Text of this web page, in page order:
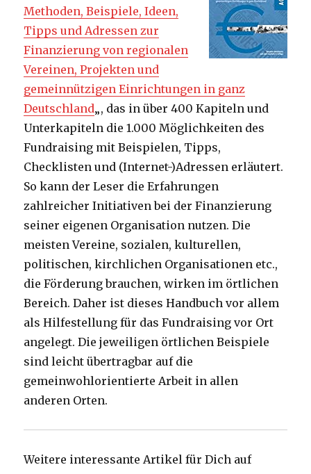
Methoden, Beispiele, Ideen,
Tipps und Adressen zur
Finanzierung von regionalen
Vereinen, Projekten und
gemeinnützigen Einrichtungen in ganz
Deutschland„, das in über 400 Kapiteln und
Unterkapiteln die 1.000 Möglichkeiten des
Fundraising mit Beispielen, Tipps,
Checklisten und (Internet-)Adressen erläutert.
So kann der Leser die Erfahrungen
zahlreicher Initiativen bei der Finanzierung
seiner eigenen Organisation nutzen. Die
meisten Vereine, sozialen, kulturellen,
politischen, kirchlichen Organisationen etc.,
die Förderung brauchen, wirken im örtlichen
Bereich. Daher ist dieses Handbuch vor allem
als Hilfestellung für das Fundraising vor Ort
angelegt. Die jeweiligen örtlichen Beispiele
sind leicht übertragbar auf die
gemeinwohlorientierte Arbeit in allen
anderen Orten.
Weitere interessante Artikel für Dich auf